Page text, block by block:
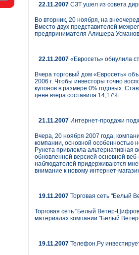
22.11.2007 СЗТ ушел из совета
Во вторник, 20 ноября, на
Вместо двух представителей
предпринимателя Алишера
22.11.2007 «Евросеть» обнулила
Вчера торговый дом «Евросеть»
2006 г. Чтобы инвесторы точно
купонов в размере 0% годовых.
цене вчера составила 14,17%.
21.11.2007 Интернет-продажи
Вчера, 20 ноября 2007 года,
компании, основной особенностью
Рунета привлекла
обновленной версией основной
наблюдателей придерживаются
внимание к новому интернет-
19.11.2007 Торговая сеть "Белый
Торговая сеть "Белый Ветер-
материалах компании "Белый
19.11.2007 Телефон.Ру